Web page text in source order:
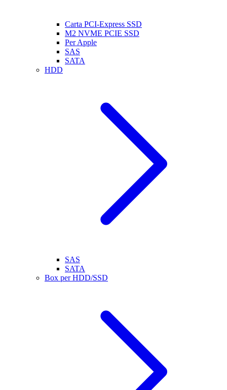
Carta PCI-Express SSD
M2 NVME PCIE SSD
Per Apple
SAS
SATA
HDD
SAS
SATA
Box per HDD/SSD